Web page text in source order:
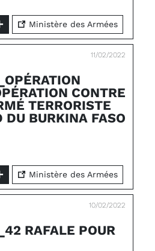
Ministère des Armées
11/02/2022
CONTRE
TERRORISTE
DU BURKINA FASO
Ministère des Armées
10/02/2022
RAFALE POUR